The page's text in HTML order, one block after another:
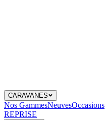
CARAVANES
Nos GammesNeuvesOccasions
REPRISE